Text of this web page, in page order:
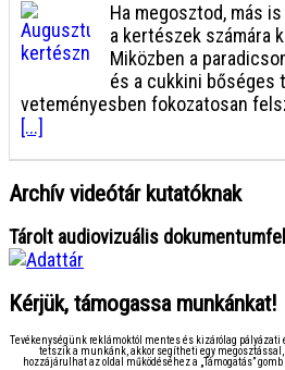
Ha megosztod, más
a kertészek számára
Miközben a
és a cukkini bőséges
veteményesben fokozatosan
[...]
Archív videótár kutatóknak
Tárolt audiovizuális
Kérjük, támogassa munkánkat!
Tevékenységünk reklámoktól mentes és kizárólag
tetszik a munkánk, akkor segítheti egy
hozzájárulhat az oldal működéséhez a „Támogatás”